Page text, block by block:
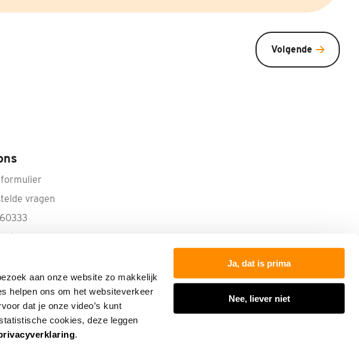
aan onze website zo makkelijk
helpen ons om het websiteverkeer
dat je onze video’s kunt
cookies, deze leggen
.
Ja, dat is prima
Nee, liever niet
Volgende
vragen